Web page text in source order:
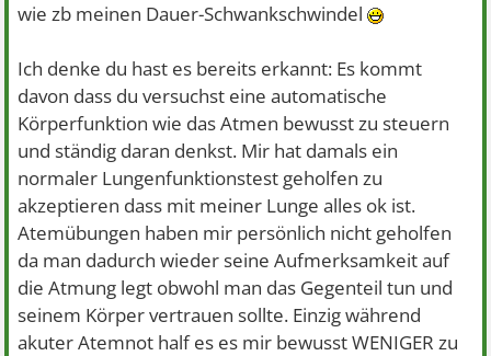
wie zb meinen Dauer-Schwankschwindel
Ich denke du hast es bereits erkannt: Es kommt
davon dass du versuchst eine automatische
Körperfunktion wie das Atmen bewusst zu steuern
und ständig daran denkst. Mir hat damals ein
normaler Lungenfunktionstest geholfen zu
akzeptieren dass mit meiner Lunge alles ok ist.
Atemübungen haben mir persönlich nicht geholfen
da man dadurch wieder seine Aufmerksamkeit auf
die Atmung legt obwohl man das Gegenteil tun und
seinem Körper vertrauen sollte. Einzig während
akuter Atemnot half es es mir bewusst WENIGER zu